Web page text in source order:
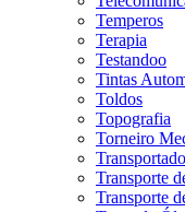
Temperos
Terapia
Testandoo
Tintas
Toldos
Topografia
Torneiro
Transporte
Transporte